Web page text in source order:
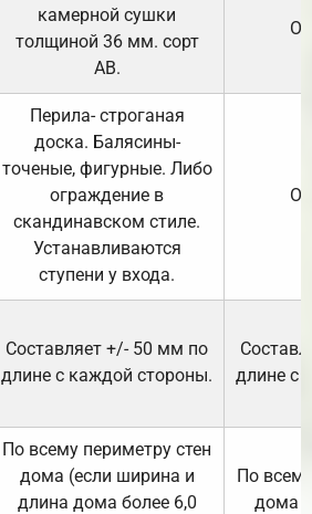
камерной сушки
толщиной 36 мм. сорт
АВ.
Перила- строганая
доска. Балясины-
точеные, фигурные. Либо
ограждение в
скандинавском стиле.
Устанавливаются
ступени у входа.
Составляет +/- 50 мм по
длине с каждой стороны.
длине с
По всему периметру стен
дома (если ширина и
длина дома более 6,0
По
дома